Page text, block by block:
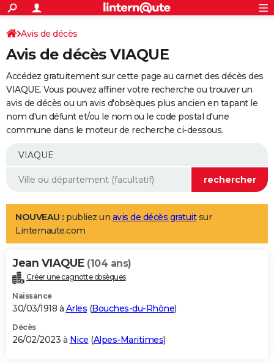
ACTUALITÉS
Politique
Société
Faits Divers
Education
Monde
Villes
+
SPORT
Coupe du monde 2026
Football
Tennis
Cyclisme
Rugby
Forum
Programme TV
TNT
Streaming
Cinéma
Sorties cinéma
Musique
+
FINANCE
Retraite
Epargne
Immobilier
Risques naturels par ville
Banque
Assurance
AUTO
Essais
Réserver un essai
Citadines
Berlines
SUV
Forum auto
+
Mobiles
Meilleur smartphone
Internet
Ordinateurs
Jeux vidéo
Guide high-tech
Aménagement intérieur
LIFESTYLE
Art de vivre
Bien-être
Loisirs
Mode
Modes de vie
Alimentation
Guide de la santé
Maladies
Médicaments
Sommeil
VOYAGE
Destinations
City break
Voyage nature
Voyage de noces
Forum
Climat
+PHOTO
GUIDES D'ACHAT
BONS PLANS
Avis de décès
Avis de décès VIAQUE
Accédez gratuitement sur cette page au carnet des décès des
VIAQUE. Vous pouvez affiner votre recherche ou trouver un
avis de décès ou un avis d'obsèques plus ancien en tapant le
nom d'un défunt et/ou le nom ou le code postal d'une
commune dans le moteur de recherche ci-dessous.
NOUVEAU : publiez un avis de décès gratuitsur
Linternaute.com
Jean VIAQUE (104 ans)
Créer une cagnotte obsèques
Naissance
30/03/1918 à Arles (Bouches-du-Rhône)
Décès
26/02/2023 à Nice (Alpes-Maritimes)